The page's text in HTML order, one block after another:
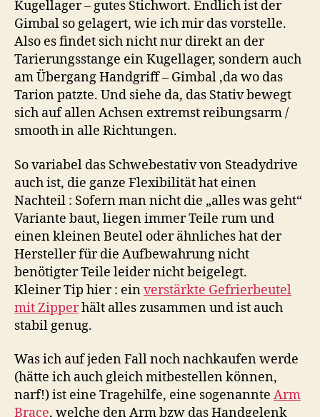
Kugellager – gutes Stichwort. Endlich ist der
Gimbal so gelagert, wie ich mir das vorstelle.
Also es findet sich nicht nur direkt an der
Tarierungsstange ein Kugellager, sondern auch
am Übergang Handgriff – Gimbal ,da wo das
Tarion patzte. Und siehe da, das Stativ bewegt
sich auf allen Achsen extremst reibungsarm /
smooth in alle Richtungen.
So variabel das Schwebestativ von Steadydrive
auch ist, die ganze Flexibilität hat einen
Nachteil : Sofern man nicht die „alles was geht“
Variante baut, liegen immer Teile rum und
einen kleinen Beutel oder ähnliches hat der
Hersteller für die Aufbewahrung nicht
benötigter Teile leider nicht beigelegt.
Kleiner Tip hier : einverstärkte Gefrierbeutel
mit Zipperhält alles zusammen und ist auch
stabil genug.
Was ich auf jeden Fall noch nachkaufen werde
(hätte ich auch gleich mitbestellen können,
narf!) ist eine Tragehilfe, eine sogenannte Arm
Brace, welche den Arm bzw das Handgelenk